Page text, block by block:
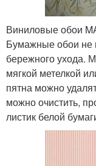
Виниловые обои
Бумажные обои не
бережного ухода.
мягкой метелкой
пятна можно
можно очистить,
листик белой